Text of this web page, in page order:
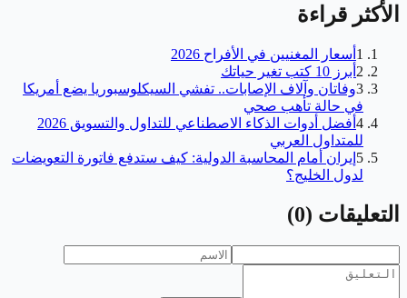
الأكثر قراءة
1 أسعار المغنيين في الأفراح 2026
2 أبرز 10 كتب تغير حياتك
3وفاتان وآلاف الإصابات.. تفشي السيكلوسبوريا يضع أمريكا
في حالة تأهب صحي
4
أفضل أدوات الذكاء الاصطناعي للتداول والتسويق 2026
للمتداول العربي
5 إيران أمام المحاسبة الدولية: كيف ستدفع فاتورة التعويضات
لدول الخليج؟
التعليقات (
0
)